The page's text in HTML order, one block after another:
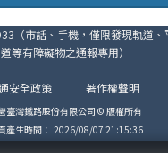
（市話、手機，僅限發現軌道
道等有障礙物之通報專用）
安全政策 著作權聲明
臺灣鐵路股份有限公司 © 版權所有
產生時間： 2026/08/07 21:15:36